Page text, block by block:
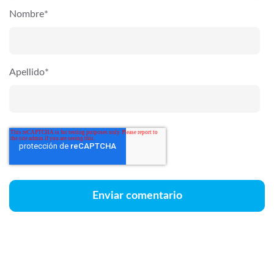
Nombre*
Apellido*